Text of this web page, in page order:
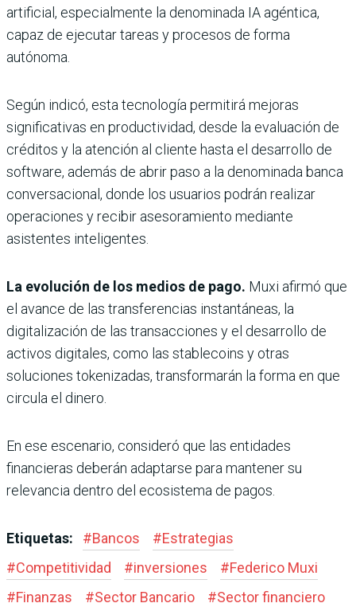
artificial, especialmente la denominada IA agéntica,
capaz de ejecutar tareas y procesos de forma
autónoma.
Según indicó, esta tecnología permitirá mejoras
significativas en productividad, desde la evaluación de
créditos y la atención al cliente hasta el desarrollo de
software, además de abrir paso a la denominada banca
conversacional, donde los usuarios podrán realizar
operaciones y recibir asesoramiento mediante
asistentes inteligentes.
La evolución de los medios de pago. Muxi afirmó que
el avance de las transferencias instantáneas, la
digitalización de las transacciones y el desarrollo de
activos digitales, como las stablecoins y otras
soluciones tokenizadas, transformarán la forma en que
circula el dinero.
En ese escenario, consideró que las entidades
financieras deberán adaptarse para mantener su
relevancia dentro del ecosistema de pagos.
Etiquetas: #Bancos #Estrategias
#Competitividad #inversiones #Federico Muxi
#Finanzas #Sector Bancario #Sector financiero